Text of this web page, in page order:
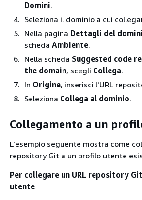
Domini.
Seleziona il dominio a cui
Nella pagina Dettagli del
scheda Ambiente.
Nella scheda Suggested code
the domain, scegli Collega.
In Origine, inserisci l'URL
Seleziona Collega al dominio.
Collegamento a un
L'esempio seguente mostra come
repository Git a un profilo utente
Per collegare un URL repository
utente